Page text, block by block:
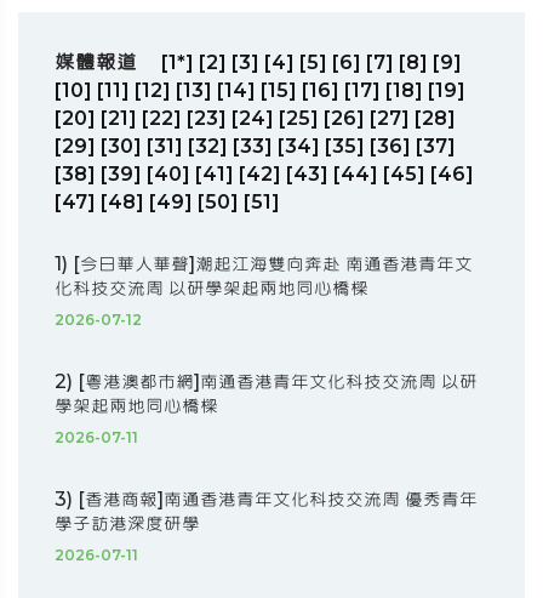
媒體報道 [1*] [2] [3] [4] [5] [6] [7] [8] [9]
[10] [11] [12] [13] [14] [15] [16] [17] [18] [19]
[20] [21] [22] [23] [24] [25] [26] [27] [28]
[29] [30] [31] [32] [33] [34] [35] [36] [37]
[38] [39] [40] [41] [42] [43] [44] [45] [46]
[47] [48] [49] [50] [51]
1) [今日華人華聲]潮起江海雙向奔赴 南通香港青年文
化科技交流周 以研學架起兩地同心橋樑
2026-07-12
2) [粵港澳都市網]南通香港青年文化科技交流周 以研
學架起兩地同心橋樑
2026-07-11
3) [香港商報]南通香港青年文化科技交流周 優秀青年
學子訪港深度研學
2026-07-11